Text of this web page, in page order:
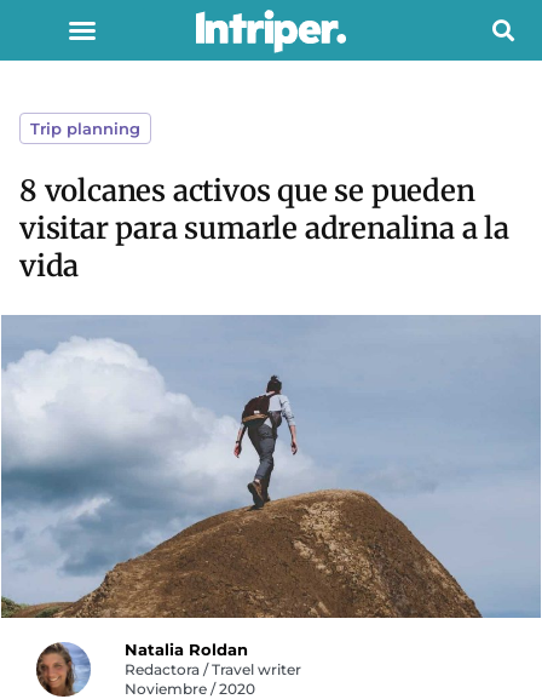
Trip planning
8 volcanes activos que se pueden
visitar para sumarle adrenalina a la
vida
Natalia Roldan
Redactora / Travel writer
Noviembre / 2020